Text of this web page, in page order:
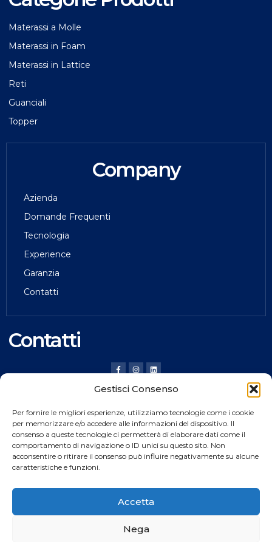
Gestisci Consenso
Per fornire le migliori esperienze, utilizziamo tecnologie come i cookie
per memorizzare e/o accedere alle informazioni del dispositivo. Il
consenso a queste tecnologie ci permetterà di elaborare dati come il
comportamento di navigazione o ID unici su questo sito. Non
acconsentire o ritirare il consenso può influire negativamente su alcune
caratteristiche e funzioni.
Accetta
Nega
Materassi a Molle
Materassi in Foam
Materassi in Lattice
Reti
Guanciali
Topper
Company
Azienda
Domande Frequenti
Tecnologia
Experience
Garanzia
Contatti
Contatti
HILDING ANDERS ITALY SRL
Via Verona, 20 36020 Pove del Grappa (VI) Italy
Tel.+39 0424 8008
Fax +39 0424 800926
Catalogo Prodotti